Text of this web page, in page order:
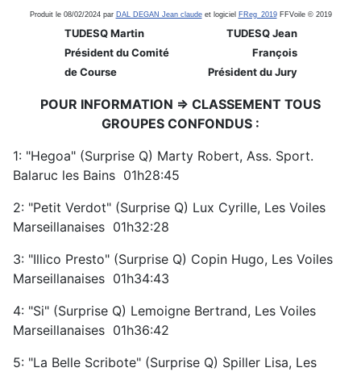
Produit le 08/02/2024 par DAL DEGAN Jean claudeet logiciel FReg_2019FFVoile © 2019
TUDESQ Martin
Président du Comité
de Course
TUDESQ Jean
François
Président du Jury
POUR INFORMATION => CLASSEMENT TOUS
GROUPES CONFONDUS :
1: "Hegoa" (Surprise Q) Marty Robert, Ass. Sport.
Balaruc les Bains 01h28:45
2: "Petit Verdot" (Surprise Q) Lux Cyrille, Les Voiles
Marseillanaises 01h32:28
3: "Illico Presto" (Surprise Q) Copin Hugo, Les Voiles
Marseillanaises 01h34:43
4: "Si" (Surprise Q) Lemoigne Bertrand, Les Voiles
Marseillanaises 01h36:42
5: "La Belle Scribote" (Surprise Q) Spiller Lisa, Les